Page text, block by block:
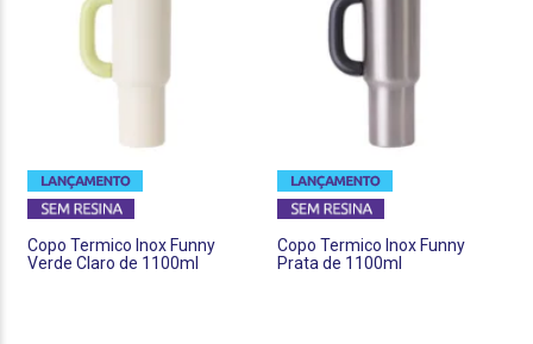
Copo Termico Inox Funny
Verde Claro de 1100ml
Copo Termico Inox Funny
Prata de 1100ml